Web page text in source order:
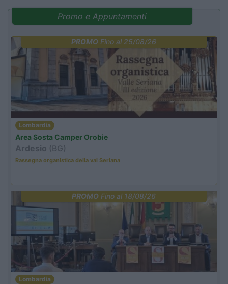
Promo e Appuntamenti
PROMO Fino al 25/08/26
Lombardia
Area Sosta Camper Orobie
Ardesio (BG)
Rassegna organistica della val Seriana
PROMO Fino al 18/08/26
Lombardia